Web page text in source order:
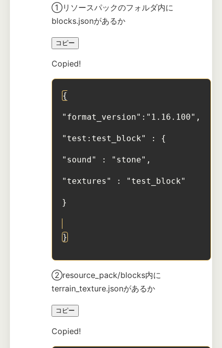
①リソースパックのフォルダ内に
blocks.jsonがあるか
コピー
Copied!
{
"format_version":"1.16.100",
"test:test_block" : {
"sound" : "stone",
"textures" : "test_block"
}
}
②resource_pack/blocks内に
terrain_texture.jsonがあるか
コピー
Copied!